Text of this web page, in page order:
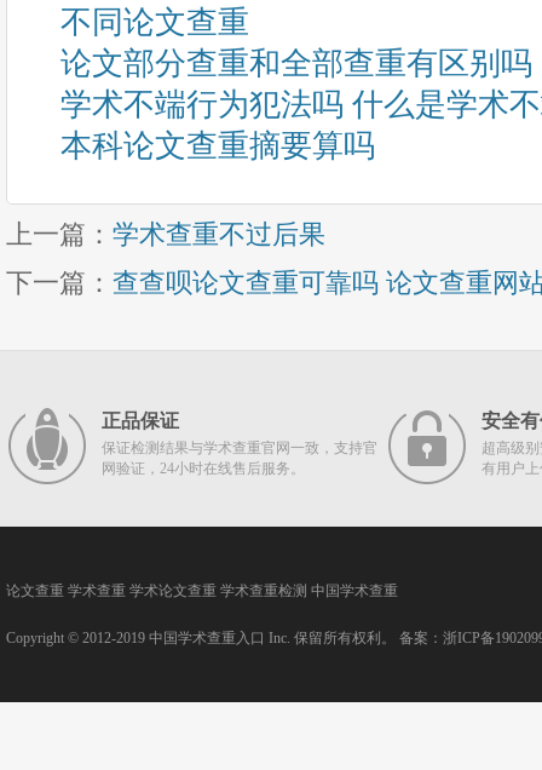
不同论文查重
论文部分查重和全部查重有区别吗
学术不端行为犯法吗 什么是学术
本科论文查重摘要算吗
上一篇： 学术查重不过后果
下一篇： 查查呗论文查重可靠吗 论文查重网
正品保证
保证检测结果与学术查重官网一致，支持官
网验证，24小时在线售后服务。
安全
超高级
有用户
论文查重 学术查重 学术论文查重 学术查重检测 中国学术查重
Copyright © 2012-2019 中国学术查重入口 Inc. 保留所有权利。 备案： 浙ICP备